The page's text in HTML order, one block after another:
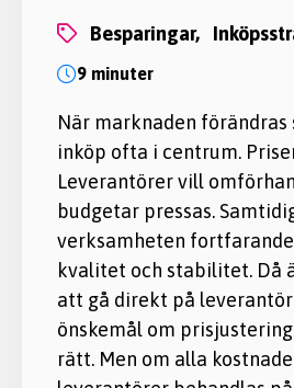
besparingar,
9 minuter
När marknaden
inköp ofta i centrum.
Leverantörer vill
budgetar pressas.
verksamheten
kvalitet och stabilitet. Då
att gå direkt på
önskemål om
rätt. Men om alla